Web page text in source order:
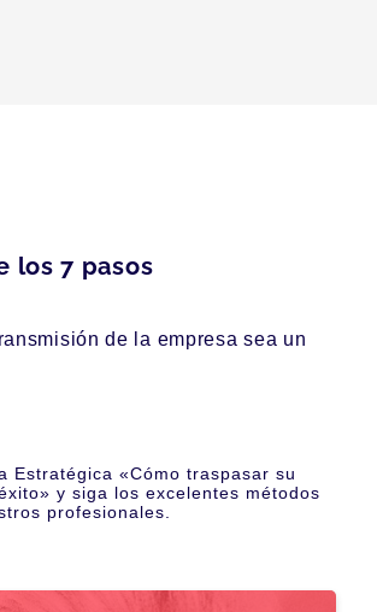
los 7 pasos
de la empresa sea un
Estratégica «Cómo traspasar su
y siga los excelentes métodos
profesionales.